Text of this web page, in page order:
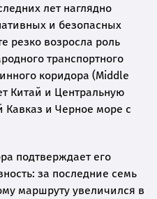
лет наглядно
и безопасных
резко возросла роль
транспортного
коридора (Middle
Китай и Центральную
и Черное море с
подтверждает его
за последние семь
маршруту увеличился в